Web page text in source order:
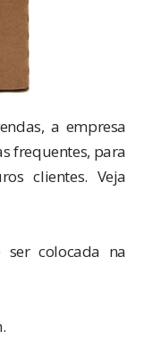
a empresa
frequentes, para
clientes. Veja
colocada na